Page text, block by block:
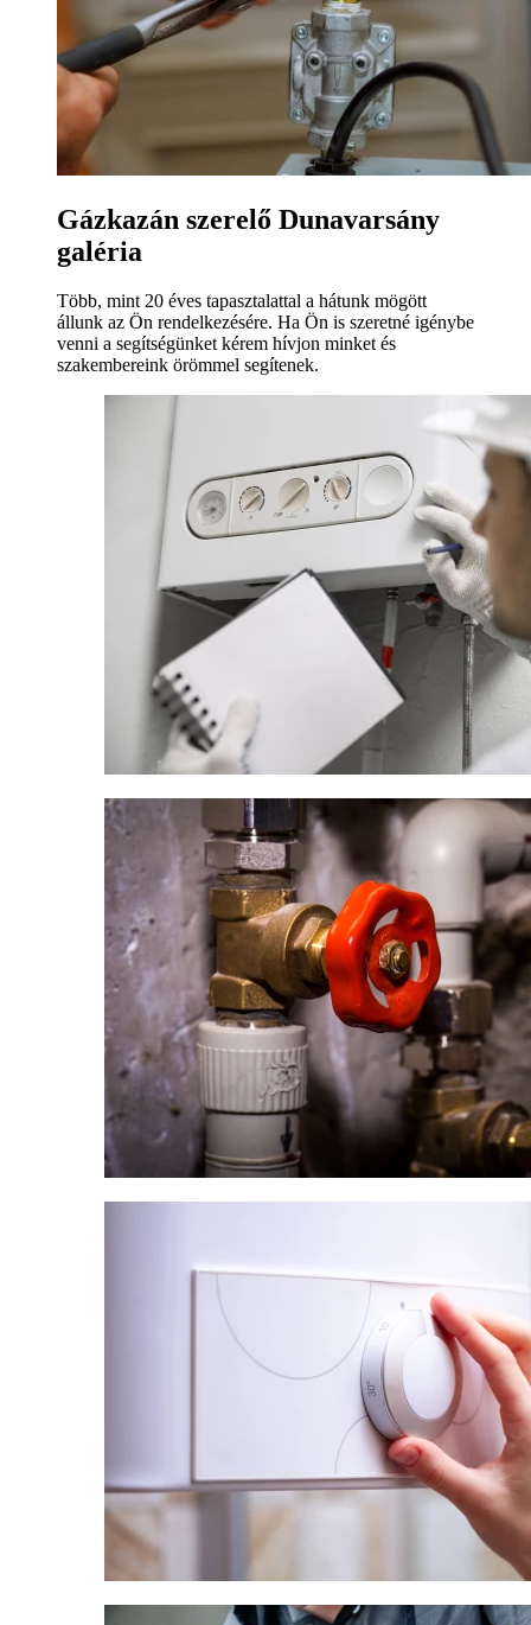
Gázkazán szerelő Dunavarsány
galéria
Több, mint 20 éves tapasztalattal a hátunk mögött
állunk az Ön rendelkezésére. Ha Ön is szeretné igénybe
venni a segítségünket kérem hívjon minket és
szakembereink örömmel segítenek.